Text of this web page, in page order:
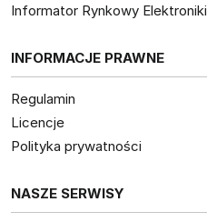
Informator Rynkowy Elektroniki
INFORMACJE PRAWNE
Regulamin
Licencje
Polityka prywatności
NASZE SERWISY